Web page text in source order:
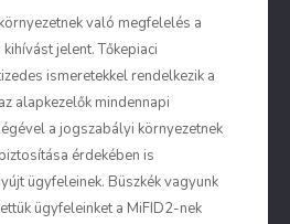
való megfelelés a
jelent. Tőkepiaci
ismeretekkel rendelkezik a
alapkezelők mindennapi
a jogszabályi környezetnek
érdekében is
ügyfeleinek. Büszkék vagyunk
ügyfeleinket a MiFID2-nek